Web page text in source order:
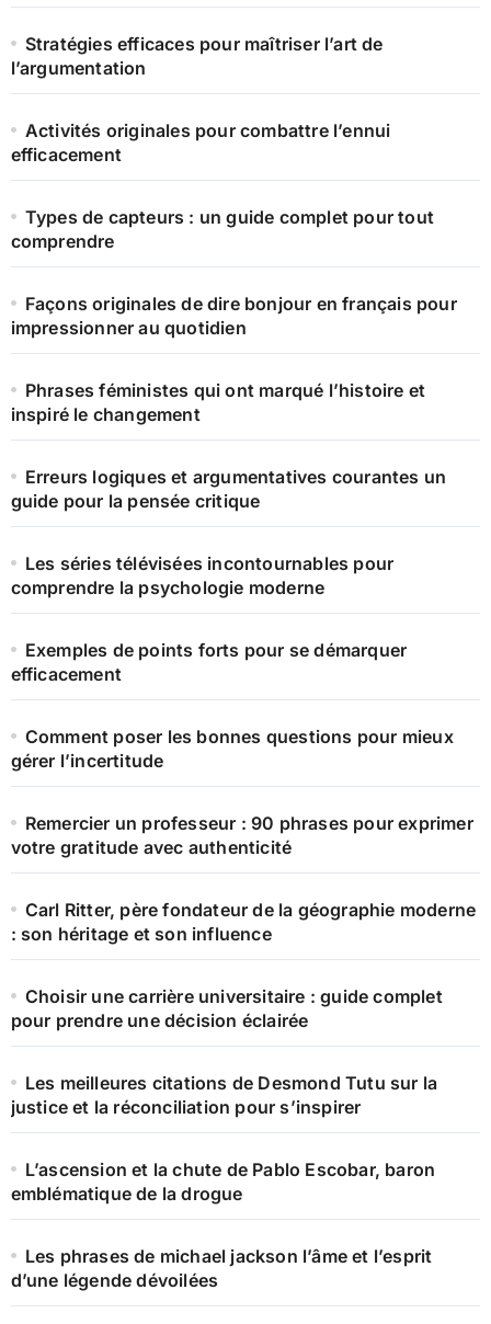
Stratégies efficaces pour maîtriser l’art de
l’argumentation
Activités originales pour combattre l’ennui
efficacement
Types de capteurs : un guide complet pour tout
comprendre
Façons originales de dire bonjour en français pour
impressionner au quotidien
Phrases féministes qui ont marqué l’histoire et
inspiré le changement
Erreurs logiques et argumentatives courantes un
guide pour la pensée critique
Les séries télévisées incontournables pour
comprendre la psychologie moderne
Exemples de points forts pour se démarquer
efficacement
Comment poser les bonnes questions pour mieux
gérer l’incertitude
Remercier un professeur : 90 phrases pour exprimer
votre gratitude avec authenticité
Carl Ritter, père fondateur de la géographie moderne
: son héritage et son influence
Choisir une carrière universitaire : guide complet
pour prendre une décision éclairée
Les meilleures citations de Desmond Tutu sur la
justice et la réconciliation pour s’inspirer
L’ascension et la chute de Pablo Escobar, baron
emblématique de la drogue
Les phrases de michael jackson l’âme et l’esprit
d’une légende dévoilées